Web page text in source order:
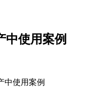
中使用案例
中使用案例